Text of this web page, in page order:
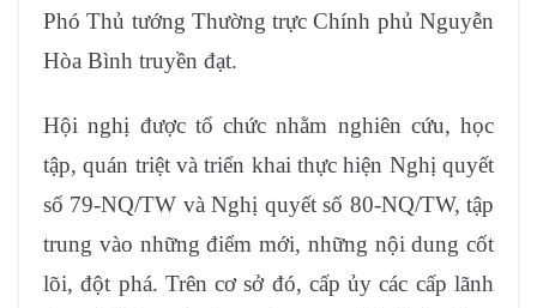
Phó Thủ tướng Thường trực Chính phủ Nguyễn
Hòa Bình truyền đạt.
Hội nghị được tổ chức nhằm nghiên cứu, học
tập, quán triệt và triển khai thực hiện Nghị quyết
số 79-NQ/TW và Nghị quyết số 80-NQ/TW, tập
trung vào những điểm mới, những nội dung cốt
lõi, đột phá. Trên cơ sở đó, cấp ủy các cấp lãnh